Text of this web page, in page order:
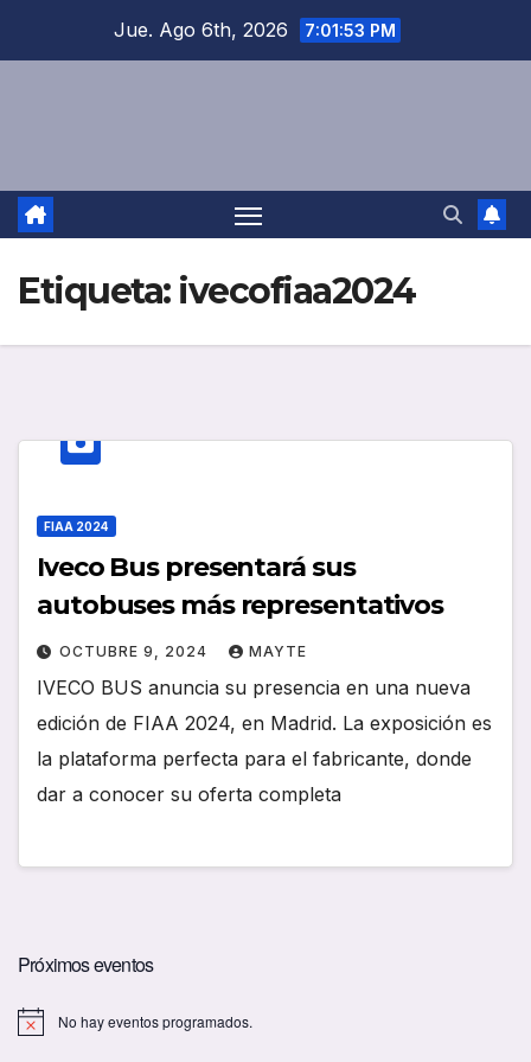
Jue. Ago 6th, 2026 7:01:54 PM
Etiqueta: ivecofiaa2024
FIAA 2024
Iveco Bus presentará sus
autobuses más representativos
OCTUBRE 9, 2024 MAYTE
IVECO BUS anuncia su presencia en una nueva
edición de FIAA 2024, en Madrid. La exposición es
la plataforma perfecta para el fabricante, donde
dar a conocer su oferta completa
Próximos eventos
No hay eventos programados.